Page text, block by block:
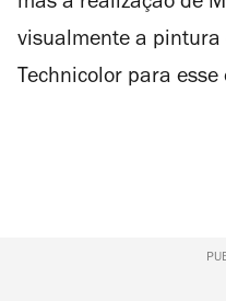
mas a realização de
visualmente a pintura
Technicolor para